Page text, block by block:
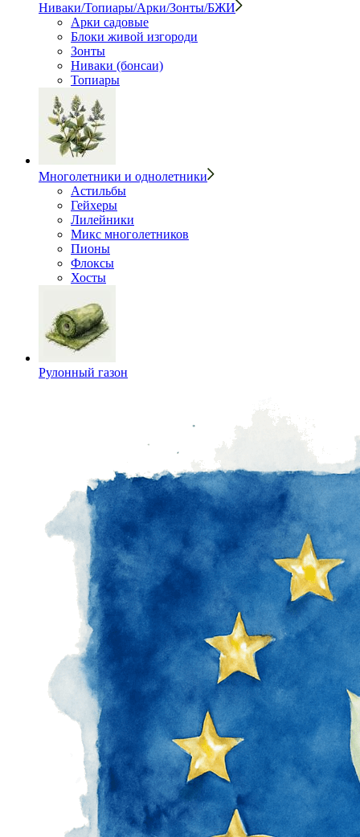
Ниваки/Топиары/Арки/Зонты/БЖИ
Арки садовые
Блоки живой изгороди
Зонты
Ниваки (бонсаи)
Топиары
Многолетники и однолетники
Астильбы
Гейхеры
Лилейники
Микс многолетников
Пионы
Флоксы
Хосты
Рулонный газон